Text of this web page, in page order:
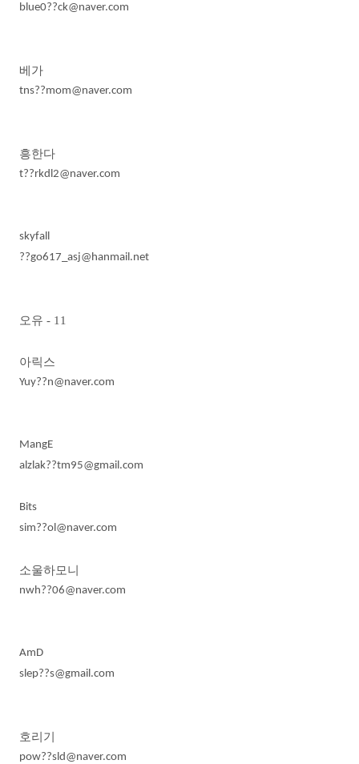
blue0??ck@naver.com
베가
tns??mom@naver.com
흥한다
t??rkdl2@naver.com
skyfall
??go617_asj@hanmail.net
오유 - 11
아릭스
Yuy??n@naver.com
MangE
alzlak??tm95@gmail.com
Bits
sim??ol@naver.com
소울하모니
nwh??06@naver.com
AmD
slep??s@gmail.com
호리기
pow??sld@naver.com